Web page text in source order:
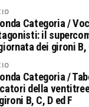
Categoria /
il
dei gironi B,
Categoria /
della
B, C, D ed F